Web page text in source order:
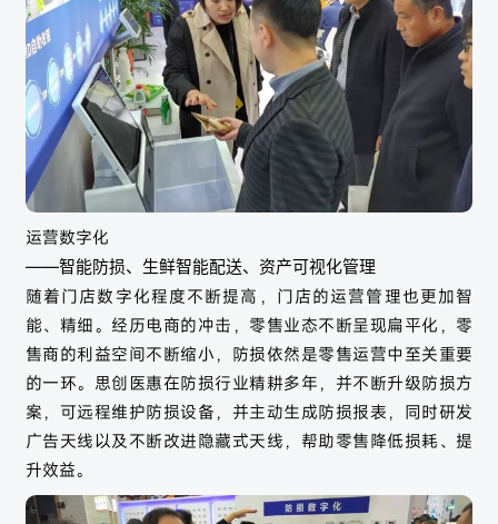
运营数字化
——智能防损、生鲜智能配送、资产可视化管理
随着门店数字化程度不断提高，门店的运营管理也更加智
能、精细。经历电商的冲击，零售业态不断呈现扁平化，零
售商的利益空间不断缩小，防损依然是零售运营中至关重要
的一环。思创医惠在防损行业精耕多年，并不断升级防损方
案，可远程维护防损设备，并主动生成防损报表，同时研发
广告天线以及不断改进隐藏式天线，帮助零售降低损耗、提
升效益。